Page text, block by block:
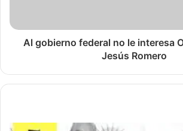
Al gobierno federal no le interesa
Jesús Romero